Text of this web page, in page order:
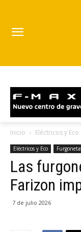
Inicio Eléctricos y Eco
Eléctricos y Eco
Las
Farizon
7 de julio 2026